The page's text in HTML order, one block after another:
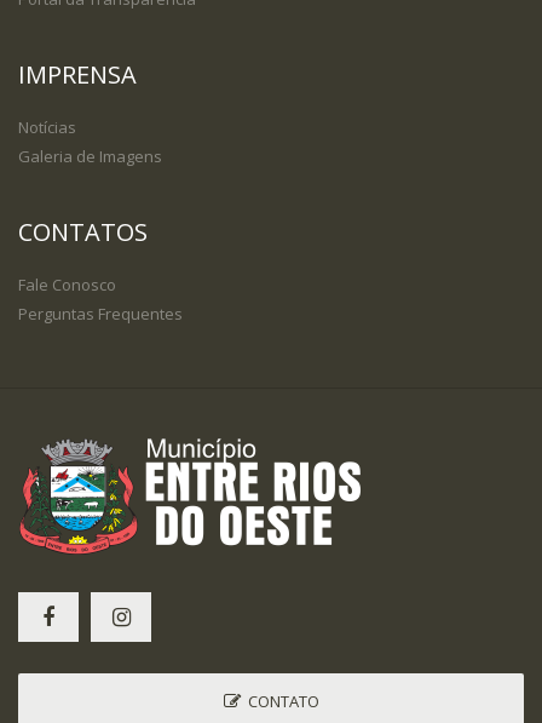
IMPRENSA
Notícias
Galeria de Imagens
CONTATOS
Fale Conosco
Perguntas Frequentes
CONTATO